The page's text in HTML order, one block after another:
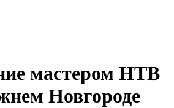
мастером НТВ
Новгороде